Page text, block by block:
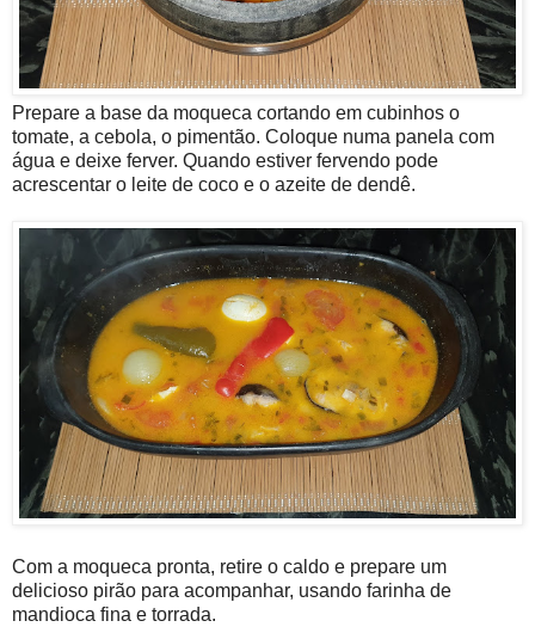
Prepare a base da moqueca cortando em cubinhos o
tomate, a cebola, o pimentão. Coloque numa panela com
água e deixe ferver. Quando estiver fervendo pode
acrescentar o leite de coco e o azeite de dendê.
Com a moqueca pronta, retire o caldo e prepare um
delicioso pirão para acompanhar, usando farinha de
mandioca fina e torrada.